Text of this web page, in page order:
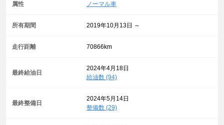
属性 ノーマル車
所有期間 2019年10月13日 ～
走行距離 70866km
最終給油日
2024年4月18日
給油数 (94)
最終整備日
2024年5月14日
整備数 (29)